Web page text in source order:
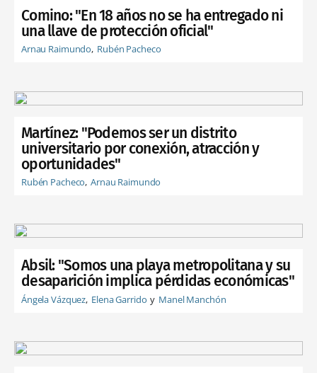
Comino: "En 18 años no se ha entregado ni
una llave de protección oficial"
Arnau Raimundo Rubén Pacheco
Martínez: "Podemos ser un distrito
universitario por conexión, atracción y
oportunidades"
Rubén Pacheco Arnau Raimundo
Absil: "Somos una playa metropolitana y su
desaparición implica pérdidas económicas"
Ángela Vázquez Elena Garrido Manel Manchón